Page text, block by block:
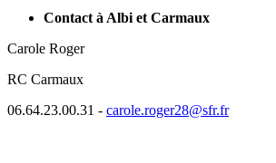
Contact à Albi et Carmaux
Carole Roger
RC Carmaux
06.64.23.00.31 - carole.roger28@sfr.fr